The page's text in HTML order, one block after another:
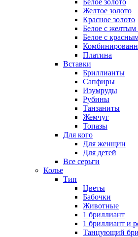
Белое золото
Желтое золото
Красное золото
Белое с желтым
Белое с
Платина
Вставки
Бриллианты
Сапфиры
Изумруды
Рубины
Танзаниты
Жемчуг
Топазы
Для кого
Для женщин
Для детей
Все серьги
Колье
Тип
Цветы
Бабочки
Животные
1 бриллиант
1 бриллиант и
Танцующий